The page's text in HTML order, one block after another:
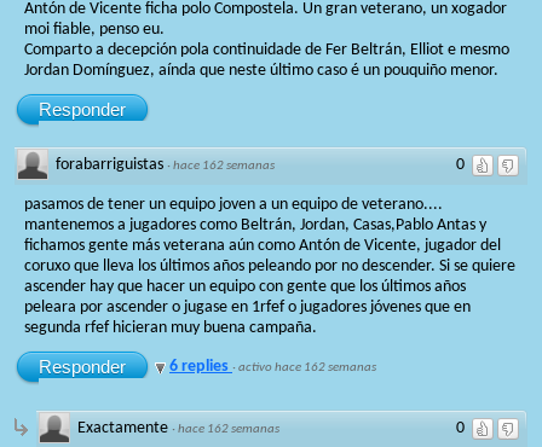
Antón de Vicente ficha polo Compostela. Un gran veterano, un xogador
moi fiable, penso eu.
Comparto a decepción pola continuidade de Fer Beltrán, Elliot e mesmo
Jordan Domínguez, aínda que neste último caso é un pouquiño menor.
Responder
0
forabarriguistas ·hace 162 semanas
pasamos de tener un equipo joven a un equipo de veterano....
mantenemos a jugadores como Beltrán, Jordan, Casas,Pablo Antas y
fichamos gente más veterana aún como Antón de Vicente, jugador del
coruxo que lleva los últimos años peleando por no descender. Si se quiere
ascender hay que hacer un equipo con gente que los últimos años
peleara por ascender o jugase en 1rfef o jugadores jóvenes que en
segunda rfef hicieran muy buena campaña.
Responder 6 replies ·activo hace 162 semanas
0
Exactamente ·hace 162 semanas